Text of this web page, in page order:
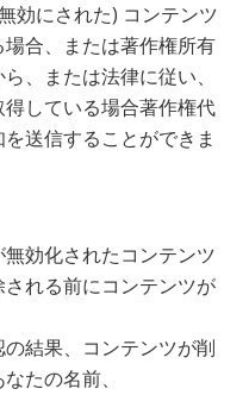
効にされた) コンテンツ
合、または著作権所有
、または法律に従い、
している場合著作権代
送信することができま
効化されたコンテンツ
れる前にコンテンツが
結果、コンテンツが削
たの名前、